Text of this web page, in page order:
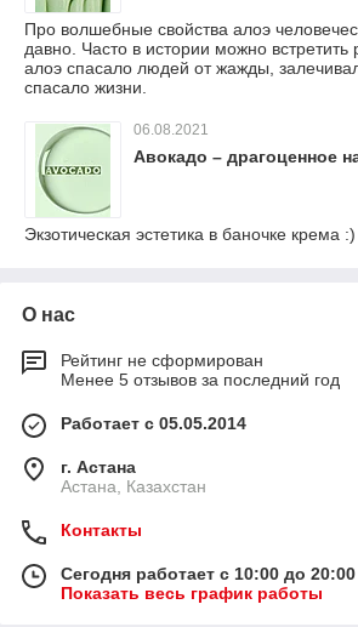
Про волшебные свойства алоэ
давно. Часто в истории можно встретить
алоэ спасало людей от жажды,
спасало жизни.
06.08.2021
Авокадо – драгоценное
Экзотическая эстетика в баночке крема :)
О нас
Рейтинг не сформирован
Менее 5 отзывов за последний год
Работает с 05.05.2014
г. Астана
Астана, Казахстан
Контакты
Сегодня работает с 10:00 до 20:00
Показать весь график работы